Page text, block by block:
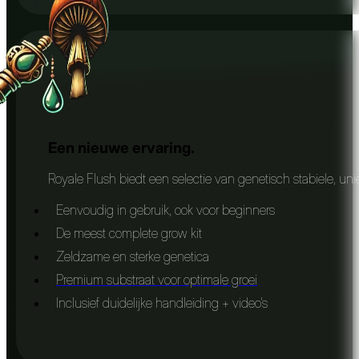
Een nieuwe ervaring.
Royale Flush biedt een selectie van genetisch stabiele,
Eenvoudig in gebruik, ook voor beginners
De meest complete grow kit
Zeldzame en sterke genetica
Premium substraat voor optimale groei
Inclusief duidelijke handleiding + video's